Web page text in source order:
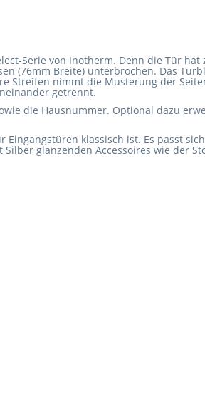
Serie von Inotherm. Denn die Tür
(76mm Breite) unterbrochen. Das
Streifen nimmt die Musterung der
getrennt.
die Hausnummer. Optional dazu
klassisch ist. Es passt
glänzenden Accessoires wie der